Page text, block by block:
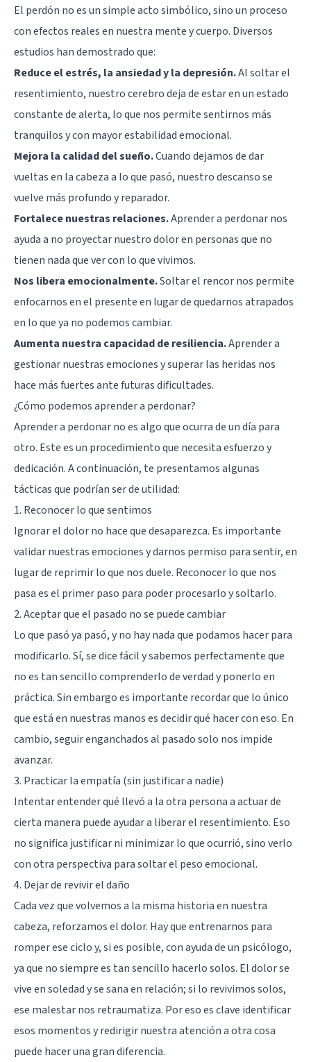
El perdón no es un simple acto simbólico, sino un proceso
con efectos reales en nuestra mente y cuerpo. Diversos
estudios han demostrado que:
Reduce el estrés, la ansiedad y la depresión.Al soltar el
resentimiento, nuestro cerebro deja de estar en un estado
constante de alerta, lo que nos permite sentirnos más
tranquilos y con mayor estabilidad emocional.
Mejora la calidad del sueño.Cuando dejamos de dar
vueltas en la cabeza a lo que pasó, nuestro descanso se
vuelve más profundo y reparador.
Fortalece nuestras relaciones.Aprender a perdonar nos
ayuda a no proyectar nuestro dolor en personas que no
tienen nada que ver con lo que vivimos.
Nos libera emocionalmente.Soltar el rencor nos permite
enfocarnos en el presente en lugar de quedarnos atrapados
en lo que ya no podemos cambiar.
Aumenta nuestra capacidad de resiliencia.Aprender a
gestionar nuestras emociones y superar las heridas nos
hace más fuertes ante futuras dificultades.
¿Cómo podemos aprender a perdonar?
Aprender a perdonar no es algo que ocurra de un día para
otro. Este es un procedimiento que necesita esfuerzo y
dedicación. A continuación, te presentamos algunas
tácticas que podrían ser de utilidad:
1. Reconocer lo que sentimos
Ignorar el dolor no hace que desaparezca. Es importante
validar nuestras emociones y darnos permiso para sentir, en
lugar de reprimir lo que nos duele. Reconocer lo que nos
pasa es el primer paso para poder procesarlo y soltarlo.
2. Aceptar que el pasado no se puede cambiar
Lo que pasó ya pasó, y no hay nada que podamos hacer para
modificarlo. Sí, se dice fácil y sabemos perfectamente que
no es tan sencillo comprenderlo de verdad y ponerlo en
práctica. Sin embargo es importante recordar que lo único
que está en nuestras manos es decidir qué hacer con eso. En
cambio, seguir enganchados al pasado solo nos impide
avanzar.
3. Practicar la empatía (sin justificar a nadie)
Intentar entender qué llevó a la otra persona a actuar de
cierta manera puede ayudar a liberar el resentimiento. Eso
no significa justificar ni minimizar lo que ocurrió, sino verlo
con otra perspectiva para soltar el peso emocional.
4. Dejar de revivir el daño
Cada vez que volvemos a la misma historia en nuestra
cabeza, reforzamos el dolor. Hay que entrenarnos para
romper ese ciclo y, si es posible, con ayuda de un psicólogo,
ya que no siempre es tan sencillo hacerlo solos. El dolor se
vive en soledad y se sana en relación; si lo revivimos solos,
ese malestar nos retraumatiza. Por eso es clave identificar
esos momentos y redirigir nuestra atención a otra cosa
puede hacer una gran diferencia.